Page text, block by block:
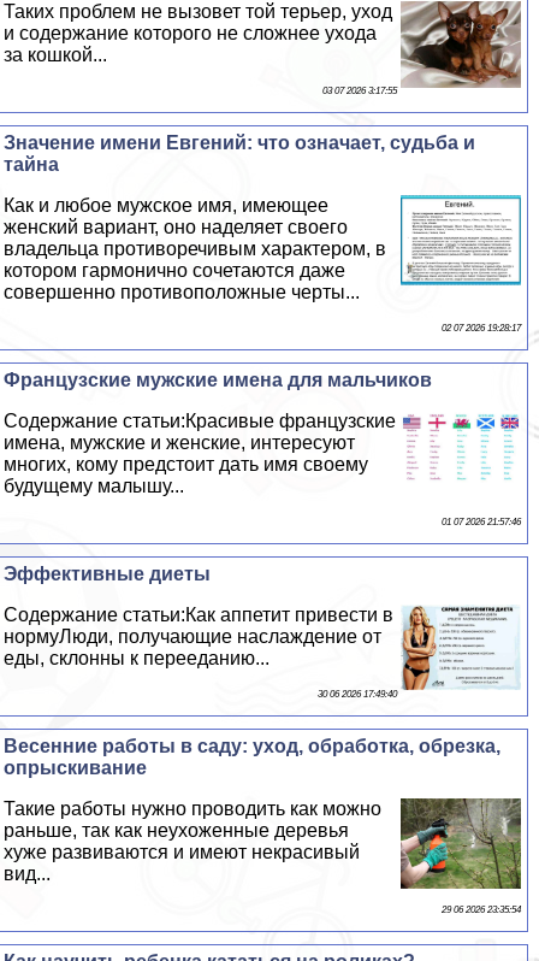
Таких проблем не вызовет той терьер, уход
и содержание которого не сложнее ухода
за кошкой...
03 07 2026 3:17:55
Значение имени Евгений: что означает, судьба и
тайна
Как и любое мужское имя, имеющее
женский вариант, оно наделяет своего
владельца противоречивым хаpaктером, в
котором гармонично сочетаются даже
совершенно противоположные черты...
02 07 2026 19:28:17
Французские мужские имена для мальчиков
Содержание статьи:Красивые французские
имена, мужские и женские, интересуют
многих, кому предстоит дать имя своему
будущему малышу...
01 07 2026 21:57:46
Эффективные диеты
Содержание статьи:Как аппетит привести в
нормуЛюди, получающие наслаждение от
еды, склонны к перееданию...
30 06 2026 17:49:40
Весенние работы в саду: уход, обработка, обрезка,
опрыскивание
Такие работы нужно проводить как можно
раньше, так как неухоженные деревья
хуже развиваются и имеют некрасивый
вид...
29 06 2026 23:35:54